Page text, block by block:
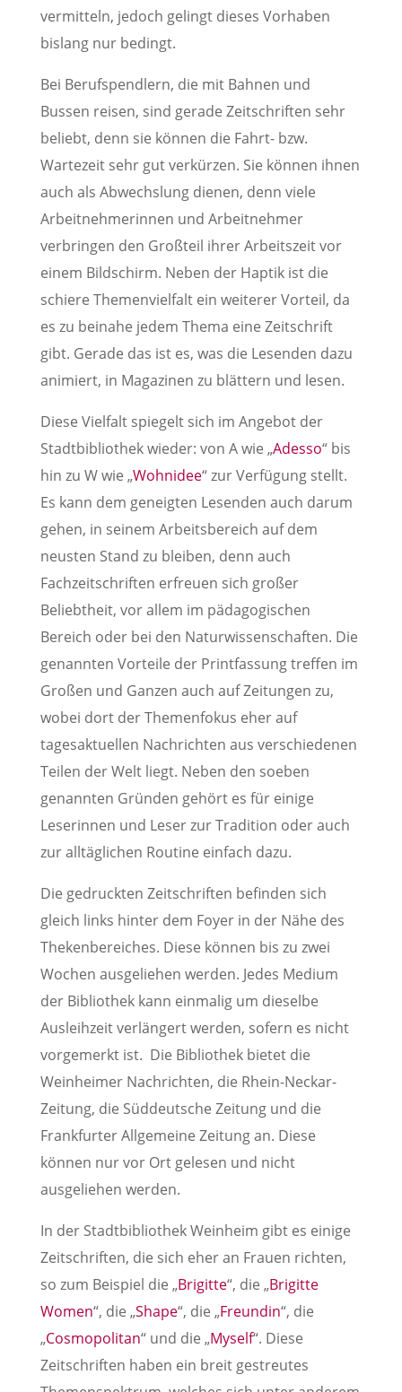
vermitteln, jedoch gelingt dieses Vorhaben
bislang nur bedingt.
Bei Berufspendlern, die mit Bahnen und
Bussen reisen, sind gerade Zeitschriften sehr
beliebt, denn sie können die Fahrt- bzw.
Wartezeit sehr gut verkürzen. Sie können ihnen
auch als Abwechslung dienen, denn viele
Arbeitnehmerinnen und Arbeitnehmer
verbringen den Großteil ihrer Arbeitszeit vor
einem Bildschirm. Neben der Haptik ist die
schiere Themenvielfalt ein weiterer Vorteil, da
es zu beinahe jedem Thema eine Zeitschrift
gibt. Gerade das ist es, was die Lesenden dazu
animiert, in Magazinen zu blättern und lesen.
Diese Vielfalt spiegelt sich im Angebot der
Stadtbibliothek wieder: von A wie „Adesso“ bis
hin zu W wie „Wohnidee“ zur Verfügung stellt.
Es kann dem geneigten Lesenden auch darum
gehen, in seinem Arbeitsbereich auf dem
neusten Stand zu bleiben, denn auch
Fachzeitschriften erfreuen sich großer
Beliebtheit, vor allem im pädagogischen
Bereich oder bei den Naturwissenschaften. Die
genannten Vorteile der Printfassung treffen im
Großen und Ganzen auch auf Zeitungen zu,
wobei dort der Themenfokus eher auf
tagesaktuellen Nachrichten aus verschiedenen
Teilen der Welt liegt. Neben den soeben
genannten Gründen gehört es für einige
Leserinnen und Leser zur Tradition oder auch
zur alltäglichen Routine einfach dazu.
Die gedruckten Zeitschriften befinden sich
gleich links hinter dem Foyer in der Nähe des
Thekenbereiches. Diese können bis zu zwei
Wochen ausgeliehen werden. Jedes Medium
der Bibliothek kann einmalig um dieselbe
Ausleihzeit verlängert werden, sofern es nicht
vorgemerkt ist. Die Bibliothek bietet die
Weinheimer Nachrichten, die Rhein-Neckar-
Zeitung, die Süddeutsche Zeitung und die
Frankfurter Allgemeine Zeitung an. Diese
können nur vor Ort gelesen und nicht
ausgeliehen werden.
In der Stadtbibliothek Weinheim gibt es einige
Zeitschriften, die sich eher an Frauen richten,
so zum Beispiel die „Brigitte“, die „Brigitte
Women“, die „Shape“, die „Freundin“, die
„Cosmopolitan“ und die „Myself“. Diese
Zeitschriften haben ein breit gestreutes